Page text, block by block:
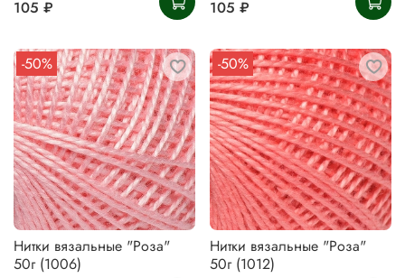
105 ₽ 105 ₽
-50%
Нитки вязальные "Роза"
50г (1006)
-50%
Нитки вязальные "Роза"
50г (1012)